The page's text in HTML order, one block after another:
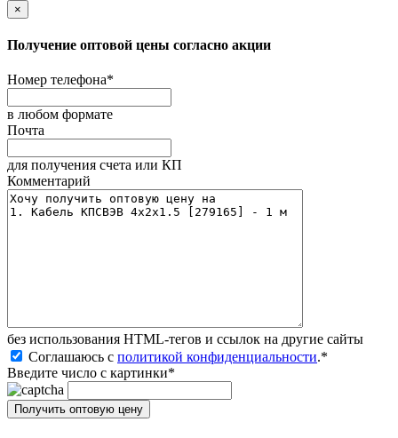
×
Получение оптовой цены согласно акции
Номер телефона*
в любом формате
Почта
для получения счета или КП
Комментарий
без иcпользования HTML-тегов и ссылок на другие сайты
Соглашаюсь с политикой конфиденциальности.*
Введите число с картинки*